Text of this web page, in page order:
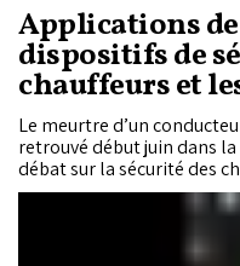
Applications
dispositifs de
chauffeurs et
Le meurtre d’un
retrouvé début juin dans
débat sur la sécurité des
applications de
avoir coopéré avec les
famille de la victime, et